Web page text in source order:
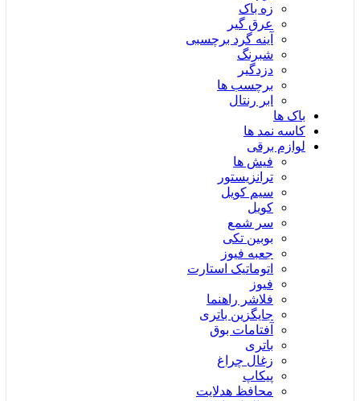
زه باک
عرق گیر
آینه گرد برچسبی
شبرنگ
دزدگیر
برچسب ها
ابر رنتال
باک ها
کاسه نمد ها
لوازم برقی
فیش ها
ترانزیستور
سیم کویل
کویل
سر شمع
بوبین تکی
جعبه فیوز
اتوماتیک استارت
فیوز
فلاشر راهنما
جایگزین باتری
آفتامات بوق
باتری
زغال چراغ
پیکاپ
محافظ هدلایت